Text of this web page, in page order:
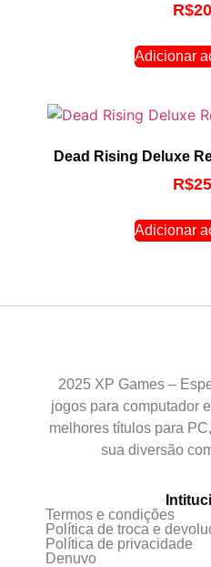
R$
Adicionar
Dead Rising Deluxe
R$
Adicionar
2025 XP Games –
jogos para computador
melhores títulos para
sua diversão
Termos e condições
Política de troca e
Política de privacidade
Denuvo